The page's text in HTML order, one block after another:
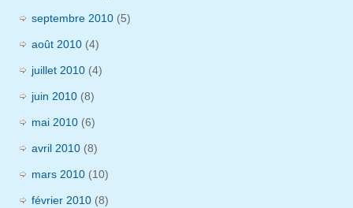
septembre 2010 (5)
août 2010 (4)
juillet 2010 (4)
juin 2010 (8)
mai 2010 (6)
avril 2010 (8)
mars 2010 (10)
février 2010 (8)